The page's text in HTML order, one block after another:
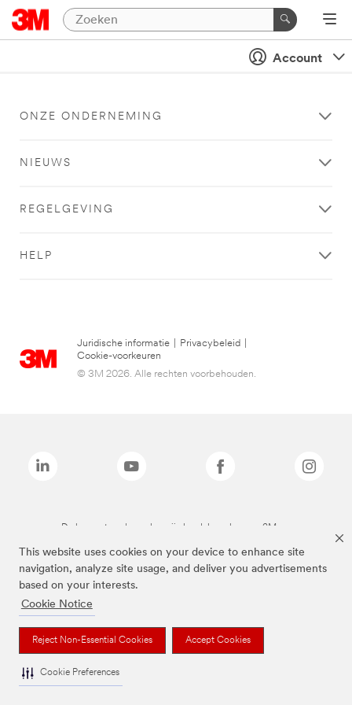
This website uses cookies on your device to enhance site
navigation, analyze site usage, and deliver you advertisements
based on your interests.
Cookie Notice
Reject Non-Essential Cookies Accept Cookies
Cookie Preferences
Account
ONZE ONDERNEMING
NIEUWS
REGELGEVING
HELP
Juridische informatie Privacybeleid
Cookie-voorkeuren
© 3M 2026. Alle rechten voorbehouden.
De bovenstaande merken zijn handelsmerken van 3M.we